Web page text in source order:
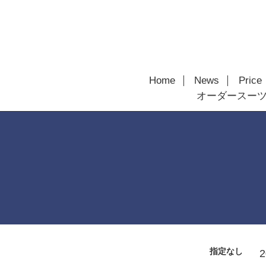
Home News
Price
オーダースー
指定なし